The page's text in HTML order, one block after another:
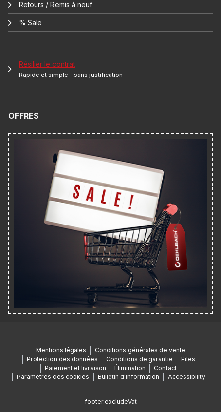
Retours / Remis à neuf
% Sale
Résilier le contrat
Rapide et simple - sans justification
OFFRES
Mentions légales
Conditions générales de vente
Protection des données
Conditions de garantie
Piles
Paiement et livraison
Élimination
Contact
Paramètres des cookies
Bulletin d'information Accessibility
footer.excludeVat